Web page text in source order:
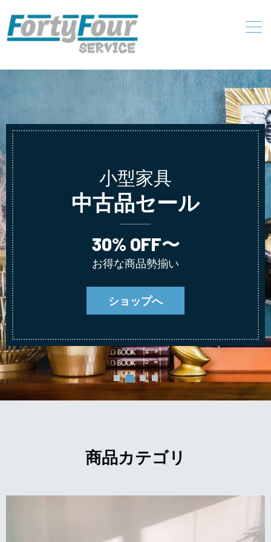
小型家具
中古品セール
30% OFF〜
お得な商品勢揃い
ショップへ
商品カテゴリ